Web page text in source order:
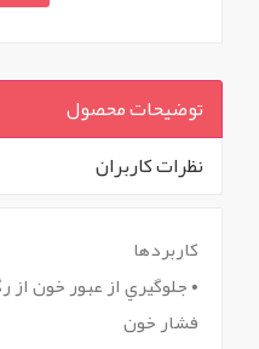
توضیحات محصول
نظرات کاربران
کاربردها
فشار خون